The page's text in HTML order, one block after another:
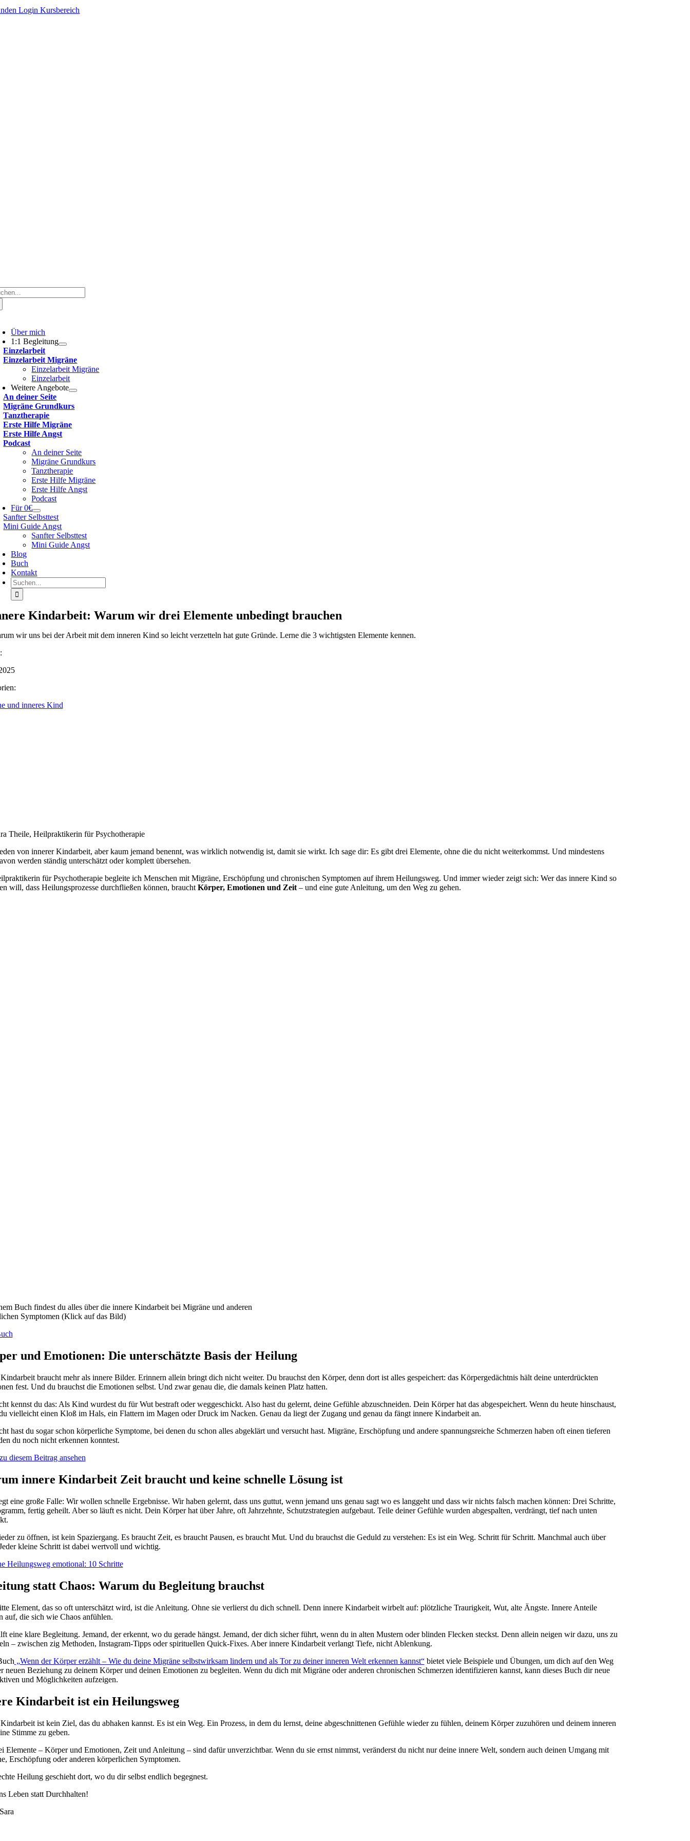
ZumLogin Kursbereich
Über mich
1:1 Begleitung
Einzelarbeit
Einzelarbeit Migräne
Einzelarbeit Migräne
Einzelarbeit
Weitere Angebote
An deiner Seite
Migräne Grundkurs
Tanztherapie
Erste Hilfe Migräne
Erste Hilfe Angst
Podcast
An deiner Seite
Migräne Grundkurs
Tanztherapie
Erste Hilfe Migräne
Erste Hilfe Angst
Podcast
Für 0€
Sanfter Selbsttest
Mini Guide Angst
Sanfter Selbsttest
Mini Guide Angst
Blog
Buch
Kontakt
Suche
nach:
Kindarbeit: Warum wir drei Elemente unbedingt brauchen
wir uns bei der Arbeit mit dem inneren Kind so leicht verzetteln hat gute Gründe. Lerne die 3 wichtigsten Elemente kennen.
und inneres Kind
Theile, Heilpraktikerin für Psychotherapie
von innerer Kindarbeit, aber kaum jemand benennt, was wirklich notwendig ist, damit sie wirkt. Ich sage dir: Es gibt drei Elemente, ohne die du nicht weiterkommst. Und mindestens
werden ständig unterschätzt oder komplett übersehen.
für Psychotherapie begleite ich Menschen mit Migräne, Erschöpfung und chronischen Symptomen auf ihrem Heilungsweg. Und immer wieder zeigt sich: Wer das innere Kind so
will, dass Heilungsprozesse durchfließen können, brauchtKörper, Emotionen und Zeit– und eine gute Anleitung, um den Weg zu gehen.
Buch findest du alles über die innere Kindarbeit bei Migräne und anderen
Symptomen (Klick auf das Bild)
und Emotionen: Die unterschätzte Basis der Heilung
braucht mehr als innere Bilder. Erinnern allein bringt dich nicht weiter. Du brauchst den Körper, denn dort ist alles gespeichert: das Körpergedächtnis hält deine unterdrückten
fest. Und du brauchst die Emotionen selbst. Und zwar genau die, die damals keinen Platz hatten.
kennst du das: Als Kind wurdest du für Wut bestraft oder weggeschickt. Also hast du gelernt, deine Gefühle abzuschneiden. Dein Körper hat das abgespeichert. Wenn du heute hinschaust,
vielleicht einen Kloß im Hals, ein Flattern im Magen oder Druck im Nacken. Genau da liegt der Zugang und genau da fängt innere Kindarbeit an.
hast du sogar schon körperliche Symptome, bei denen du schon alles abgeklärt und versucht hast. Migräne, Erschöpfung und andere spannungsreiche Schmerzen haben oft einen tieferen
du noch nicht erkennen konntest.
diesem Beitrag ansehen
innere Kindarbeit Zeit braucht und keine schnelle Lösung ist
eine große Falle: Wir wollen schnelle Ergebnisse. Wir haben gelernt, dass uns guttut, wenn jemand uns genau sagt wo es langgeht und dass wir nichts falsch machen können: Drei Schritte,
fertig geheilt. Aber so läuft es nicht. Dein Körper hat über Jahre, oft Jahrzehnte, Schutzstrategien aufgebaut. Teile deiner Gefühle wurden abgespalten, verdrängt, tief nach unten
zu öffnen, ist kein Spaziergang. Es braucht Zeit, es braucht Pausen, es braucht Mut. Und du brauchst die Geduld zu verstehen: Es ist ein Weg. Schritt für Schritt. Manchmal auch über
kleine Schritt ist dabei wertvoll und wichtig.
Heilungsweg emotional: 10 Schritte
statt Chaos: Warum du Begleitung brauchst
Element, das so oft unterschätzt wird, ist die Anleitung. Ohne sie verlierst du dich schnell. Denn innere Kindarbeit wirbelt auf: plötzliche Traurigkeit, Wut, alte Ängste. Innere Anteile
auf, die sich wie Chaos anfühlen.
eine klare Begleitung. Jemand, der erkennt, wo du gerade hängst. Jemand, der dich sicher führt, wenn du in alten Mustern oder blinden Flecken steckst. Denn allein neigen wir dazu, uns zu
– zwischen zig Methoden, Instagram-Tipps oder spirituellen Quick-Fixes. Aber innere Kindarbeit verlangt Tiefe, nicht Ablenkung.
„Wenn der Körper erzählt – Wie du deine Migräne selbstwirksam lindern und als Tor zu deiner inneren Welt erkennen kannst“bietet viele Beispiele und Übungen, um dich auf den Weg
neuen Beziehung zu deinem Körper und deinen Emotionen zu begleiten. Wenn du dich mit Migräne oder anderen chronischen Schmerzen identifizieren kannst, kann dieses Buch dir neue
und Möglichkeiten aufzeigen.
Kindarbeit ist ein Heilungsweg
ist kein Ziel, das du abhaken kannst. Es ist ein Weg. Ein Prozess, in dem du lernst, deine abgeschnittenen Gefühle wieder zu fühlen, deinem Körper zuzuhören und deinem inneren
Stimme zu geben.
Elemente – Körper und Emotionen, Zeit und Anleitung – sind dafür unverzichtbar. Wenn du sie ernst nimmst, veränderst du nicht nur deine innere Welt, sondern auch deinen Umgang mit
Erschöpfung oder anderen körperlichen Symptomen.
Heilung geschieht dort, wo du dir selbst endlich begegnest.
Leben statt Durchhalten!